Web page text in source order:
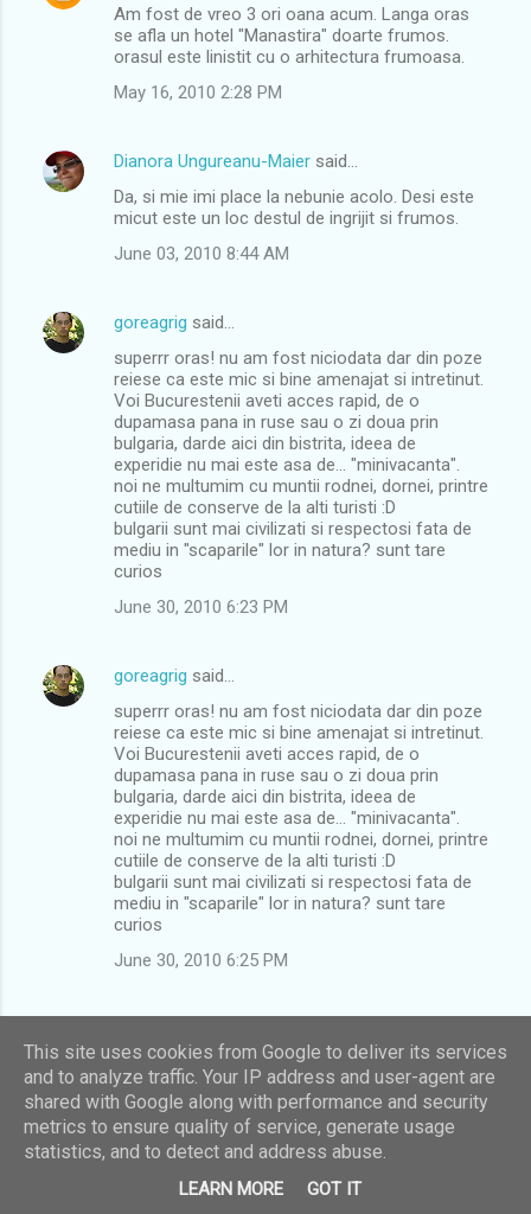
Am fost de vreo 3 ori oana acum. Langa oras
se afla un hotel "Manastira" doarte frumos.
orasul este linistit cu o arhitectura frumoasa.
May 16, 2010 2:28 PM
Dianora Ungureanu-Maier said…
Da, si mie imi place la nebunie acolo. Desi este
micut este un loc destul de ingrijit si frumos.
June 03, 2010 8:44 AM
goreagrig said…
superrr oras! nu am fost niciodata dar din poze
reiese ca este mic si bine amenajat si intretinut.
Voi Bucurestenii aveti acces rapid, de o
dupamasa pana in ruse sau o zi doua prin
bulgaria, darde aici din bistrita, ideea de
experidie nu mai este asa de... "minivacanta".
noi ne multumim cu muntii rodnei, dornei, printre
cutiile de conserve de la alti turisti :D
bulgarii sunt mai civilizati si respectosi fata de
mediu in "scaparile" lor in natura? sunt tare
curios
June 30, 2010 6:23 PM
goreagrig said…
superrr oras! nu am fost niciodata dar din poze
reiese ca este mic si bine amenajat si intretinut.
Voi Bucurestenii aveti acces rapid, de o
dupamasa pana in ruse sau o zi doua prin
bulgaria, darde aici din bistrita, ideea de
experidie nu mai este asa de... "minivacanta".
noi ne multumim cu muntii rodnei, dornei, printre
cutiile de conserve de la alti turisti :D
bulgarii sunt mai civilizati si respectosi fata de
mediu in "scaparile" lor in natura? sunt tare
curios
June 30, 2010 6:25 PM
Da, din fericire Bulgaria este mult mai aproape
de noi. Intr-o ora esti in Ruse, in 2 ore jumate
esti in Veliko Tarnovo. E tare bine. Pana acum
parca locurile lor de camping sunt mai curate,
dar nu ma pronunt pana nu vad mai multe :D
July 11, 2010 9:13 PM
This site uses cookies from Google to deliver its services
and to analyze traffic. Your IP address and user-agent are
shared with Google along with performance and security
metrics to ensure quality of service, generate usage
statistics, and to detect and address abuse.
LEARN MORE GOT IT